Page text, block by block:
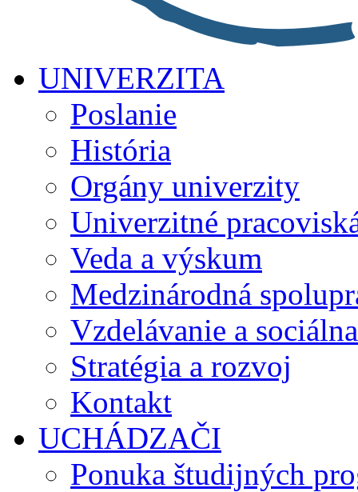
UNIVERZITA
Poslanie
História
Orgány univerzity
Univerzitné
Veda a výskum
Medzinárodná
Vzdelávanie a
Stratégia a rozvoj
Kontakt
UCHÁDZAČI
Ponuka študijných